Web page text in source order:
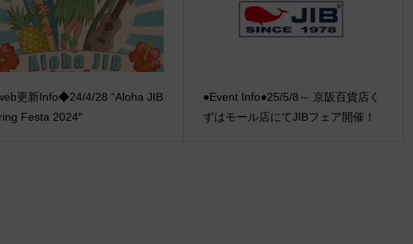
更新Info◆24/4/28 “Aloha JIB
Festa 2024″
●Event Info●25/5/8～ 京阪百貨店く
ずはモール店にてJIBフェア開催！